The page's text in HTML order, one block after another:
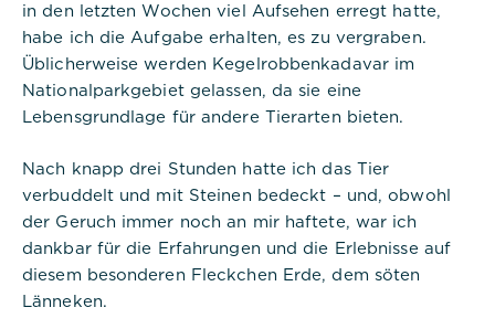
in den letzten Wochen viel Aufsehen erregt hatte,
habe ich die Aufgabe erhalten, es zu vergraben.
Üblicherweise werden Kegelrobbenkadavar im
Nationalparkgebiet gelassen, da sie eine
Lebensgrundlage für andere Tierarten bieten.
Nach knapp drei Stunden hatte ich das Tier
verbuddelt und mit Steinen bedeckt – und, obwohl
der Geruch immer noch an mir haftete, war ich
dankbar für die Erfahrungen und die Erlebnisse auf
diesem besonderen Fleckchen Erde, dem söten
Länneken.
Dauer:
1 Jahr
Beschreibung:
Das Cookie wird von DER PUNKT
wird verwendet, um zu speichern,
ob der Benutzer der Verwendung
von Cookies zugestimmt hat oder
nicht. Es werden keine
personenbezogenen Daten
gespeichert.